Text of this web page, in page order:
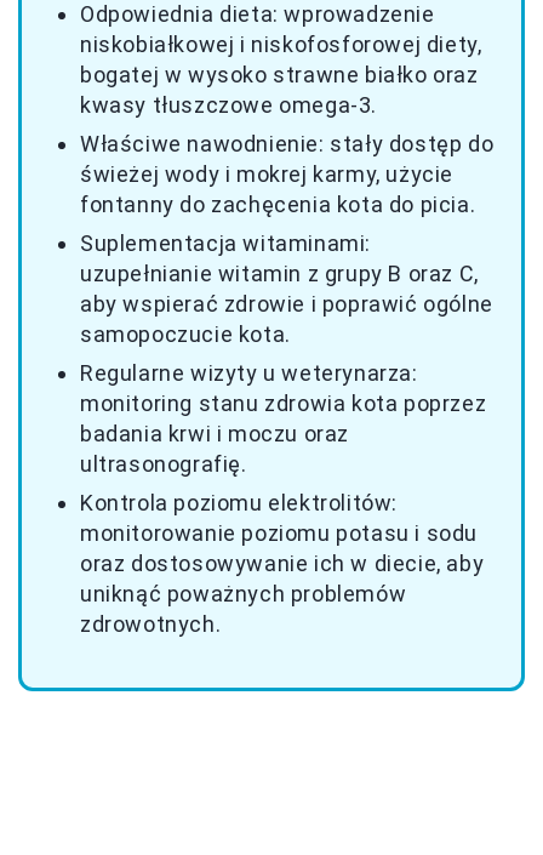
Odpowiednia dieta: wprowadzenie
niskobiałkowej i niskofosforowej diety,
bogatej w wysoko strawne białko oraz
kwasy tłuszczowe omega-3.
Właściwe nawodnienie: stały dostęp do
świeżej wody i mokrej karmy, użycie
fontanny do zachęcenia kota do picia.
Suplementacja witaminami:
uzupełnianie witamin z grupy B oraz C,
aby wspierać zdrowie i poprawić ogólne
samopoczucie kota.
Regularne wizyty u weterynarza:
monitoring stanu zdrowia kota poprzez
badania krwi i moczu oraz
ultrasonografię.
Kontrola poziomu elektrolitów:
monitorowanie poziomu potasu i sodu
oraz dostosowywanie ich w diecie, aby
uniknąć poważnych problemów
zdrowotnych.